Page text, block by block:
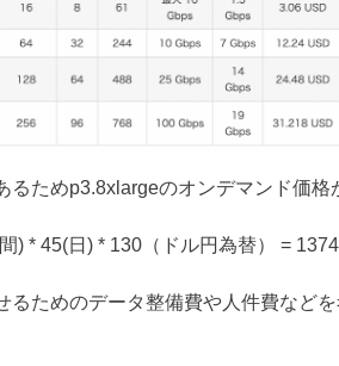
るためp3.8xlargeのオンデマンド価
) * 45(日) * 130（ドル円為替） =
るためのデータ整備費や人件費など